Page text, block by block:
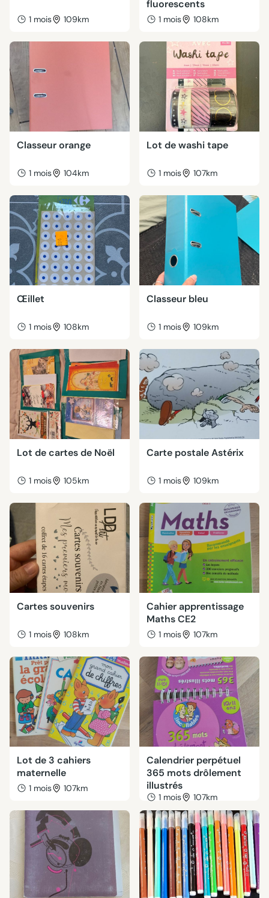
1 mois 109km
fluorescents
1 mois 108km
Classeur orange
1 mois 104km
Lot de washi tape
1 mois 107km
Œillet
1 mois 108km
Classeur bleu
1 mois 109km
Lot de cartes de Noël
1 mois 105km
Carte postale Astérix
1 mois 109km
Cartes souvenirs
1 mois 108km
Cahier apprentissage
Maths CE2
1 mois 107km
Lot de 3 cahiers
maternelle
1 mois 107km
Calendrier perpétuel
365 mots drôlement
illustrés
1 mois 107km